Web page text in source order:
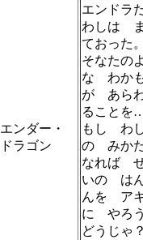
エンダー・
ドラゴン
エンドラ
わしは
ておっ
そなたの
な わか
が あら
ることを
もし わ
の みか
なれば
いの は
んを ア
に やろ
どうじ